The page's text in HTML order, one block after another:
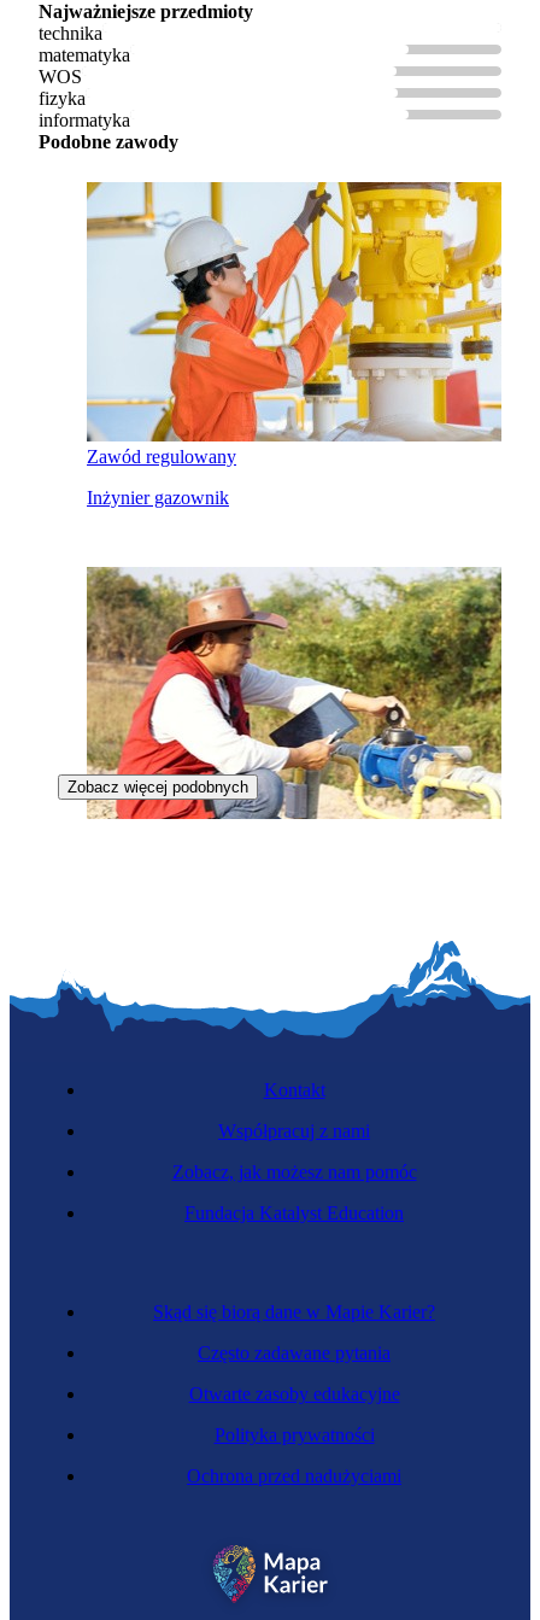
Najważniejsze przedmioty
technika
matematyka
WOS
fizyka
informatyka
Podobne zawody
Zawód regulowany
Inżynier gazownik
Inżynier elektroenergetyk
Zobacz więcej podobnych
Skąd się biorą dane w Mapie Karier?
Często zadawane pytania
Otwarte zasoby edukacyjne
Polityka prywatności
Ochrona przed nadużyciami
Kontakt
Współpracuj z nami
Zobacz, jak możesz nam pomóc
Fundacja Katalyst Education